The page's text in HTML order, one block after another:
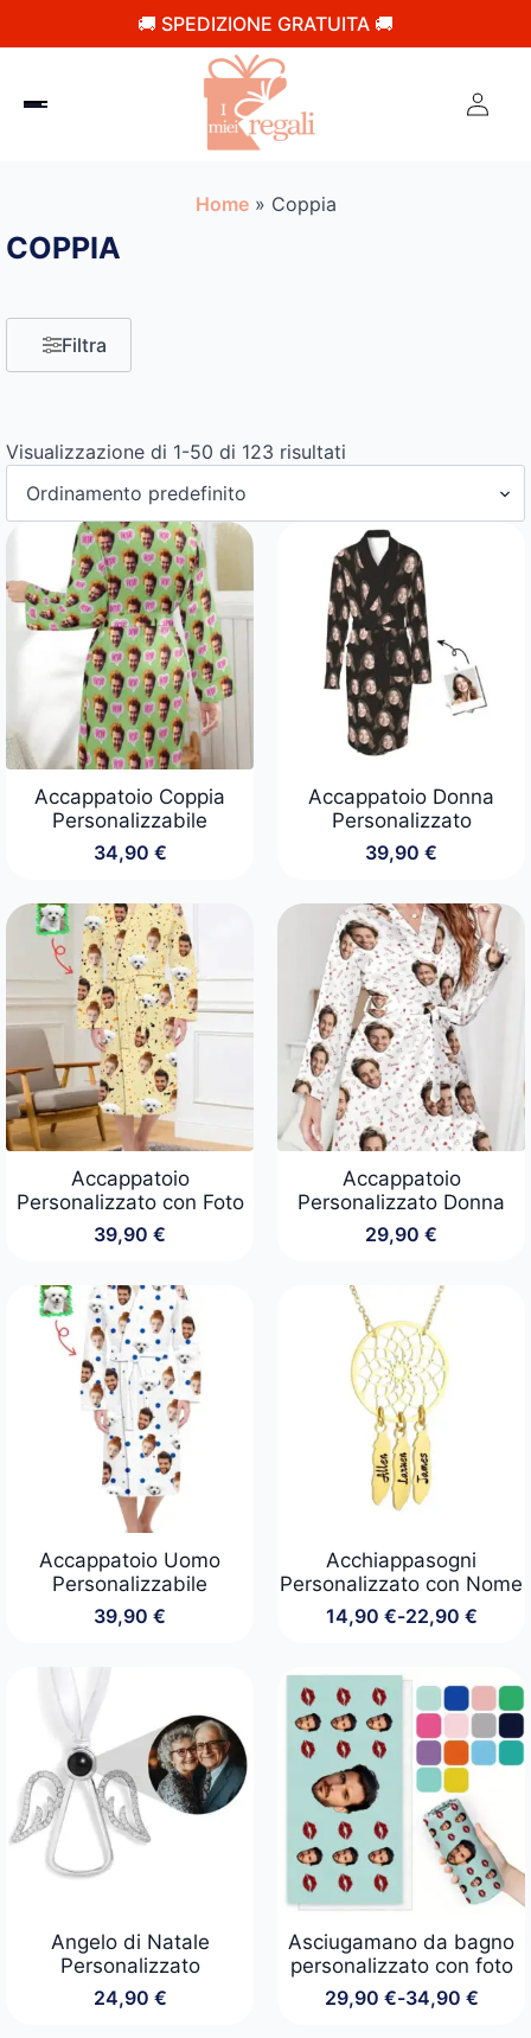
🚚 SPEDIZIONE GRATUITA 🚚
Home » Coppia
COPPIA
Filtra
Visualizzazione di 1-50 di 123 risultati
Accappatoio Coppia
Personalizzabile
34,90 €
Accappatoio Donna
Personalizzato
39,90 €
Accappatoio
Personalizzato con Foto
39,90 €
Accappatoio
Personalizzato Donna
29,90 €
Accappatoio Uomo
Personalizzabile
39,90 €
Acchiappasogni
Personalizzato con Nome
14,90 €-22,90 €
Fascia
prezzo:
da
14,90 €
22,90 €
Angelo di Natale
Personalizzato
24,90 €
Asciugamano da bagno
personalizzato con foto
29,90 €-34,90 €
Fascia